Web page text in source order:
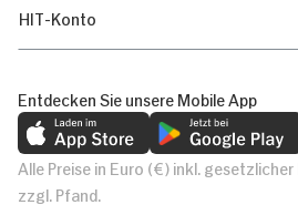
HIT-Konto
Entdecken Sie unsere Mobile App
Alle Preise in Euro (€) inkl.
zzgl. Pfand.